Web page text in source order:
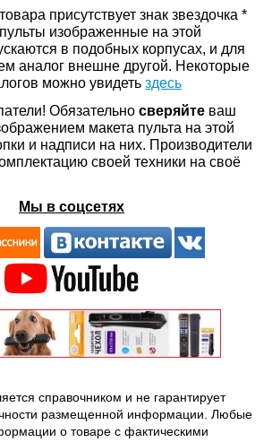
присутствует знак звездочка *
пульты изображенные на этой
в подобных корпусах, и для
аналог внешне другой. Некоторые
можно увидеть здесь
Обязательно сверяйте ваш
макета пульта на этой
и надписи на них. Производители
своей техники на своё
Мы в соцсетях
справочником и не гарантирует
размещенной информации. Любые
о товаре с фактическими